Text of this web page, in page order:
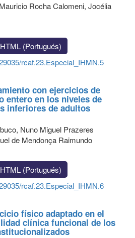
Rocha Calomeni, Jocélia
HTML (Portugués)
rcaf.23.Especial_IHMN.5
con ejercicios de
entero en los niveles de
inferiores de adultos
Nuno Miguel Prazeres
de Mendonça Raimundo
HTML (Portugués)
rcaf.23.Especial_IHMN.6
físico adaptado en el
clínica funcional de los